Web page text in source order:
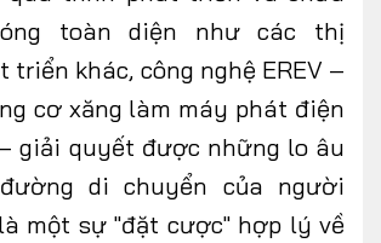
toàn diện như các thị
triển khác, công nghệ EREV –
cơ xăng làm máy phát điện
giải quyết được những lo âu
di chuyển của người
một sự "đặt cược" hợp lý về